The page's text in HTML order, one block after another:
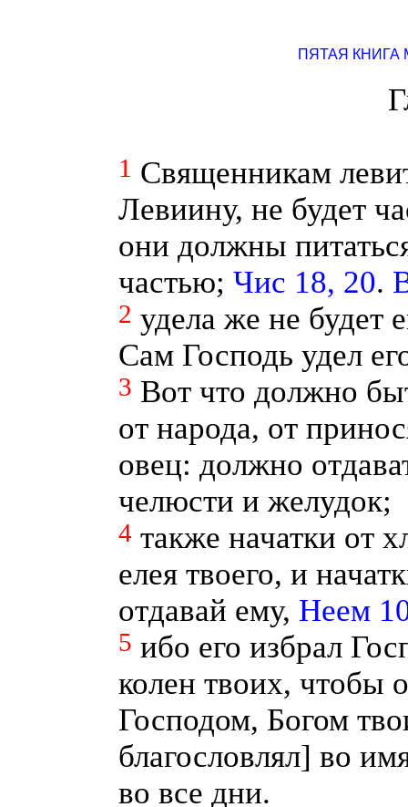
ПЯТАЯ КНИГА
1 Священникам
Левиину, не будет
они должны
частью; Чис 18, 20.
2 удела же не будет
Сам Господь удел
3 Вот что должно
от народа, от
овец: должно
челюсти и желудок;
4 также начатки от
елея твоего, и
отдавай ему, Неем
5 ибо его избрал
колен твоих, чтобы
Господом, Богом
благословлял] во
во все дни.